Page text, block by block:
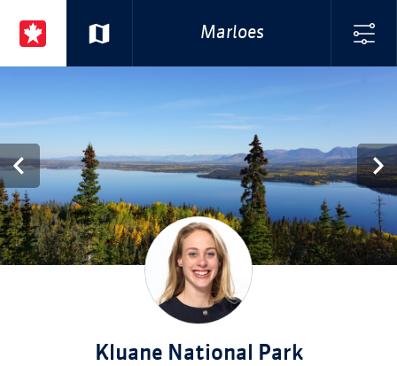
Marloes
Kluane National Park